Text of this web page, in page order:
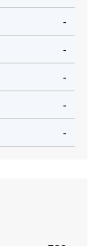
-
-
-
-
-